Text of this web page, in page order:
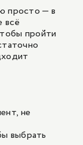
просто — в
всё
пройти
не
выбрать